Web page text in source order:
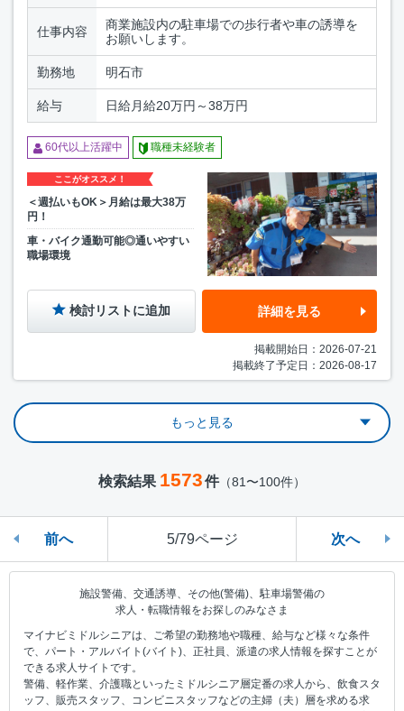
仕事内容
商業施設内の駐車場での歩行者や車の誘導を
お願いします。
勤務地 明石市
給与 日給月給20万円～38万円
60代以上活躍中 職種未経験者
ここがオススメ！
＜週払いもOK＞月給は最大38万
円！
車・バイク通勤可能◎通いやすい
職場環境
検討リストに追加 詳細を見る
掲載開始日：2026-07-21
掲載終了予定日：2026-08-17
もっと見る
検索結果 1573件（81〜100件）
前へ 5/79ページ 次へ
施設警備、交通誘導、その他(警備)、駐車場警備の
求人・転職情報をお探しのみなさま
マイナビミドルシニアは、ご希望の勤務地や職種、給与など様々な条件
で、パート・アルバイト(バイト)、正社員、派遣の求人情報を探すことが
できる求人サイトです。
警備、軽作業、介護職といったミドルシニア層定番の求人から、飲食スタ
ッフ、販売スタッフ、コンビニスタッフなどの主婦（夫）層を求める求